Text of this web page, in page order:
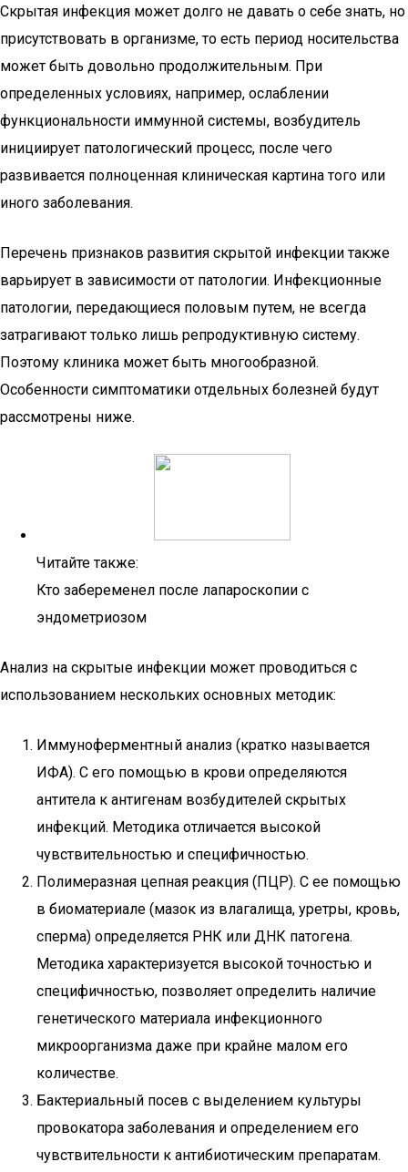
Скрытая инфекция может долго не давать о себе знать, но
присутствовать в организме, то есть период носительства
может быть довольно продолжительным. При
определенных условиях, например, ослаблении
функциональности иммунной системы, возбудитель
инициирует патологический процесс, после чего
развивается полноценная клиническая картина того или
иного заболевания.
Перечень признаков развития скрытой инфекции также
варьирует в зависимости от патологии. Инфекционные
патологии, передающиеся половым путем, не всегда
затрагивают только лишь репродуктивную систему.
Поэтому клиника может быть многообразной.
Особенности симптоматики отдельных болезней будут
рассмотрены ниже.
Читайте также:
Кто забеременел после лапароскопии с
эндометриозом
Анализ на скрытые инфекции может проводиться с
использованием нескольких основных методик:
Иммуноферментный анализ (кратко называется
ИФА). С его помощью в крови определяются
антитела к антигенам возбудителей скрытых
инфекций. Методика отличается высокой
чувствительностью и специфичностью.
Полимеразная цепная реакция (ПЦР). С ее помощью
в биоматериале (мазок из влагалища, уретры, кровь,
сперма) определяется РНК или ДНК патогена.
Методика характеризуется высокой точностью и
специфичностью, позволяет определить наличие
генетического материала инфекционного
микроорганизма даже при крайне малом его
количестве.
Бактериальный посев с выделением культуры
провокатора заболевания и определением его
чувствительности к антибиотическим препаратам.